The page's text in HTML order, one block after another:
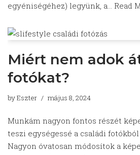
egyéniségéhez) legyünk, a… Read
Miért nem adok
fotókat?
byEszter május 8, 2024
Munkám nagyon fontos részét
teszi egységessé a családi
Nagyon óvatosan módosítok a